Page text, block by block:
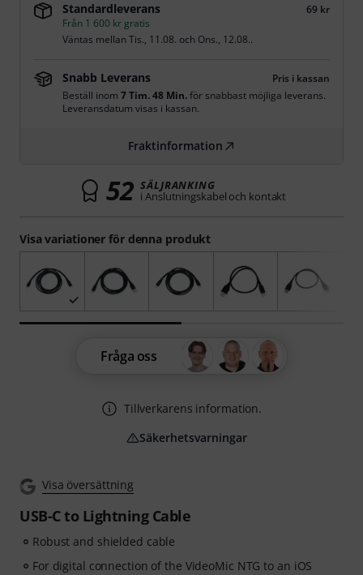
Visa översättning
USB-C to Lightning Cable
Robust and shielded cable
For digital connection of the VideoMic NTG to an iOS
Visa variationer för denna produkt
Standardleverans
69 kr
Från 1 600 kr gratis
Väntas mellanTis., 11.08. och Ons., 12.08..
Snabb Leverans
Pris i kassan
Beställ inom 7 Tim. 48 Min.för snabbast möjliga leverans.
Leveransdatum visas i kassan.
Fraktinformation
52 SÄLJRANKING
i Anslutningskabel och kontakt
Fråga oss
Tillverkarens information.
Säkerhetsvarningar